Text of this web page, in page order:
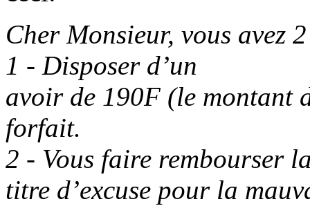
Cher Monsieur, vous avez
1 - Disposer d’un
avoir de 190F (le montant
forfait.
2 - Vous faire rembourser
titre d’excuse pour la